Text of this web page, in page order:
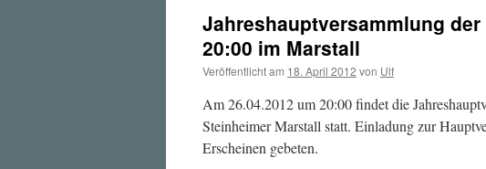
Jahreshauptversammlung
20:00 im Marstall
Veröffentlicht am 18. April 2012 von Ulf
Am 26.04.2012 um 20:00 findet die
Steinheimer Marstall statt. Einladung zur
Erscheinen gebeten.